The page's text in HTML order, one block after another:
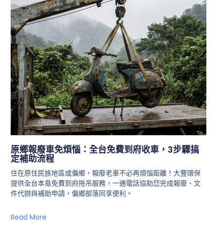
原鄉報廢車免煩惱：全台免費到府收車，3步驟搞
定補助流程
住在原住民族地區或偏鄉，報廢老車不必再煩惱距離！大豐環保
提供全台本島免費到府拖吊服務，一通電話協助您完成報廢、文
件代辦與補助申請，偏鄉部落同享便利。
Read More